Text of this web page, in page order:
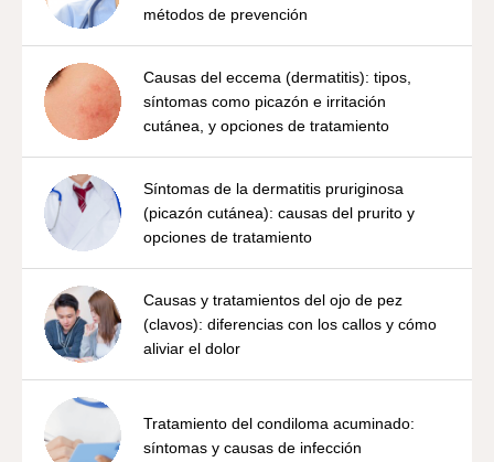
métodos de prevención
Causas del eccema (dermatitis): tipos,
síntomas como picazón e irritación
cutánea, y opciones de tratamiento
Síntomas de la dermatitis pruriginosa
(picazón cutánea): causas del prurito y
opciones de tratamiento
Causas y tratamientos del ojo de pez
(clavos): diferencias con los callos y cómo
aliviar el dolor
Tratamiento del condiloma acuminado:
síntomas y causas de infección